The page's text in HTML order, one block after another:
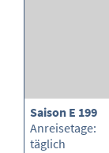
Saison E 199
Anreisetage:
täglich